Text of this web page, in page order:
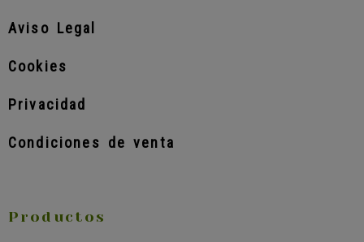
Aviso Legal
Cookies
Privacidad
Condiciones de venta
Productos